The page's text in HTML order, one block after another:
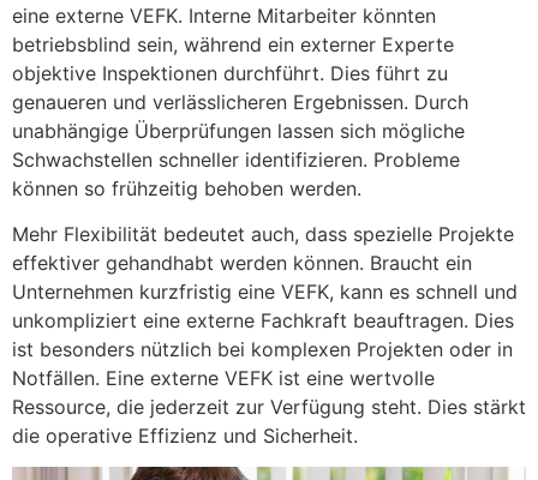
eine externe VEFK. Interne Mitarbeiter könnten
betriebsblind sein, während ein externer Experte
objektive Inspektionen durchführt. Dies führt zu
genaueren und verlässlicheren Ergebnissen. Durch
unabhängige Überprüfungen lassen sich mögliche
Schwachstellen schneller identifizieren. Probleme
können so frühzeitig behoben werden.
Mehr Flexibilität bedeutet auch, dass spezielle Projekte
effektiver gehandhabt werden können. Braucht ein
Unternehmen kurzfristig eine VEFK, kann es schnell und
unkompliziert eine externe Fachkraft beauftragen. Dies
ist besonders nützlich bei komplexen Projekten oder in
Notfällen. Eine externe VEFK ist eine wertvolle
Ressource, die jederzeit zur Verfügung steht. Dies stärkt
die operative Effizienz und Sicherheit.